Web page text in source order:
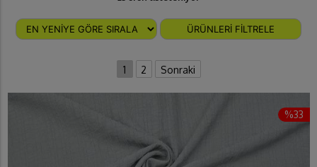
ÜRÜNLERİ FİLTRELE
1 2 Sonraki
%33